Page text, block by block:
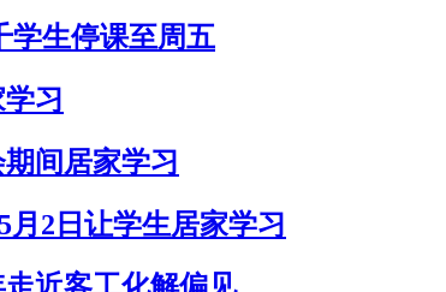
学生停课至周五
习
间居家学习
月2日让学生居家学习